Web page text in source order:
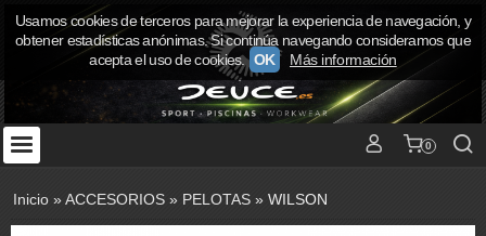
0
Inicio »ACCESORIOS » PELOTAS » WILSON
Usamos cookies de terceros para mejorar la experiencia de navegación, y
obtener estadísticas anónimas. Si continúa navegando consideramos que
acepta el uso de cookies. OK Más información